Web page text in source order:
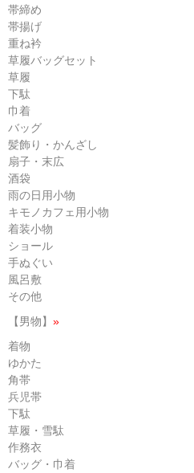
帯締め
帯揚げ
重ね衿
草履バッグセット
草履
下駄
巾着
バッグ
髪飾り・かんざし
扇子・末広
酒袋
雨の日用小物
キモノカフェ用小物
着装小物
ショール
手ぬぐい
風呂敷
その他
【男物】 »
着物
ゆかた
角帯
兵児帯
下駄
草履・雪駄
作務衣
バッグ・巾着